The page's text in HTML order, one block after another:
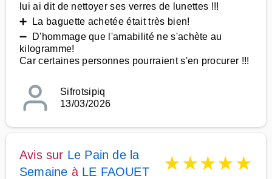
lui ai dit de nettoyer ses verres de lunettes !!!
➕ La baguette achetée était très bien!
➖ D'hommage que l'amabilité ne s'achète au
kilogramme!
Car certaines personnes pourraient s'en procurer !!!
Sifrotsipiq
13/03/2026
Avis sur Le Pain de la
Semaine à LE FAOUET ★★★★★